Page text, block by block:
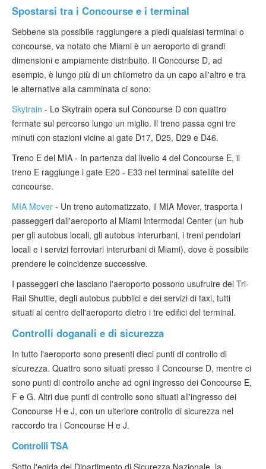
Spostarsi tra i Concourse e i terminal
Sebbene sia possibile raggiungere a piedi qualsiasi terminal o
concourse, va notato che Miami è un aeroporto di grandi
dimensioni e ampiamente distribuito. Il Concourse D, ad
esempio, è lungo più di un chilometro da un capo all'altro e tra
le alternative alla camminata ci sono:
Skytrain - Lo Skytrain opera sul Concourse D con quattro
fermate sul percorso lungo un miglio. Il treno passa ogni tre
minuti con stazioni vicine ai gate D17, D25, D29 e D46.
Treno E del MIA - In partenza dal livello 4 del Concourse E, il
treno E raggiunge i gate E20 - E33 nel terminal satellite del
concourse.
MIA Mover - Un treno automatizzato, il MIA Mover, trasporta i
passeggeri dall'aeroporto al Miami Intermodal Center (un hub
per gli autobus locali, gli autobus interurbani, i treni pendolari
locali e i servizi ferroviari interurbani di Miami), dove è possibile
prendere le coincidenze successive.
I passeggeri che lasciano l'aeroporto possono usufruire del Tri-
Rail Shuttle, degli autobus pubblici e dei servizi di taxi, tutti
situati al centro dell'aeroporto dietro i tre edifici del terminal.
Controlli doganali e di sicurezza
In tutto l'aeroporto sono presenti dieci punti di controllo di
sicurezza. Quattro sono situati presso il Concourse D, mentre ci
sono punti di controllo anche ad ogni ingresso dei Concourse E,
F e G. Altri due punti di controllo sono situati all'ingresso dei
Concourse H e J, con un ulteriore controllo di sicurezza nel
raccordo tra i Concourse H e J.
Controlli TSA
Sotto l'egida del Dipartimento di Sicurezza Nazionale, la